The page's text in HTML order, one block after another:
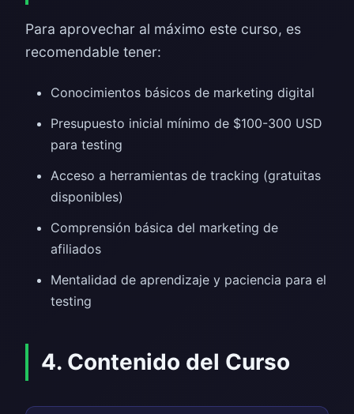
Para aprovechar al máximo este curso, es
recomendable tener:
Conocimientos básicos de marketing digital
Presupuesto inicial mínimo de $100-300 USD
para testing
Acceso a herramientas de tracking (gratuitas
disponibles)
Comprensión básica del marketing de
afiliados
Mentalidad de aprendizaje y paciencia para el
testing
4. Contenido del Curso